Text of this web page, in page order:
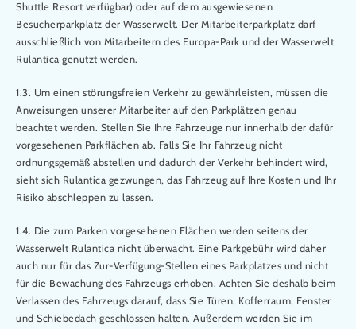
Shuttle Resort verfügbar) oder auf dem ausgewiesenen
Besucherparkplatz der Wasserwelt. Der Mitarbeiterparkplatz darf
ausschließlich von Mitarbeitern des Europa-Park und der Wasserwelt
Rulantica genutzt werden.
1.3. Um einen störungsfreien Verkehr zu gewährleisten, müssen die
Anweisungen unserer Mitarbeiter auf den Parkplätzen genau
beachtet werden. Stellen Sie Ihre Fahrzeuge nur innerhalb der dafür
vorgesehenen Parkflächen ab. Falls Sie Ihr Fahrzeug nicht
ordnungsgemäß abstellen und dadurch der Verkehr behindert wird,
sieht sich Rulantica gezwungen, das Fahrzeug auf Ihre Kosten und Ihr
Risiko abschleppen zu lassen.
1.4. Die zum Parken vorgesehenen Flächen werden seitens der
Wasserwelt Rulantica nicht überwacht. Eine Parkgebühr wird daher
auch nur für das Zur-Verfügung-Stellen eines Parkplatzes und nicht
für die Bewachung des Fahrzeugs erhoben. Achten Sie deshalb beim
Verlassen des Fahrzeugs darauf, dass Sie Türen, Kofferraum, Fenster
und Schiebedach geschlossen halten. Außerdem werden Sie im